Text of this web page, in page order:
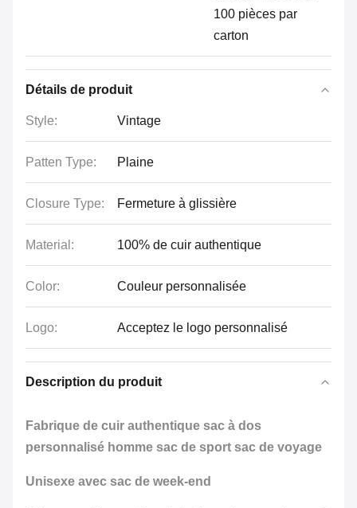
100 pièces par
carton
Détails de produit
Style: Vintage
Patten Type: Plaine
Closure Type: Fermeture à glissière
Material: 100% de cuir authentique
Color: Couleur personnalisée
Logo: Acceptez le logo personnalisé
Description du produit
Fabrique de cuir authentique sac à dos
personnalisé homme sac de sport sac de voyage
Unisexe avec sac de week-end